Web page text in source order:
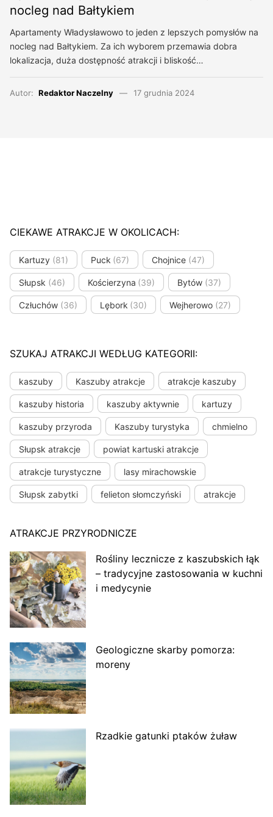
nocleg nad Bałtykiem
Apartamenty Władysławowo to jeden z lepszych pomysłów na
nocleg nad Bałtykiem. Za ich wyborem przemawia dobra
lokalizacja, duża dostępność atrakcji i bliskość…
Autor: Redaktor Naczelny 17 grudnia 2024
CIEKAWE ATRAKCJE W OKOLICACH:
Kartuzy (81) Puck (67) Chojnice (47)
Słupsk (46) Kościerzyna (39) Bytów (37)
Człuchów (36) Lębork (30) Wejherowo (27)
SZUKAJ ATRAKCJI WEDŁUG KATEGORII:
kaszuby Kaszuby atrakcje atrakcje kaszuby
kaszuby historia kaszuby aktywnie kartuzy
kaszuby przyroda Kaszuby turystyka chmielno
Słupsk atrakcje powiat kartuski atrakcje
atrakcje turystyczne lasy mirachowskie
Słupsk zabytki felieton słomczyński atrakcje
ATRAKCJE PRZYRODNICZE
Rośliny lecznicze z kaszubskich łąk
– tradycyjne zastosowania w kuchni
i medycynie
Geologiczne skarby pomorza:
moreny
Rzadkie gatunki ptaków żuław